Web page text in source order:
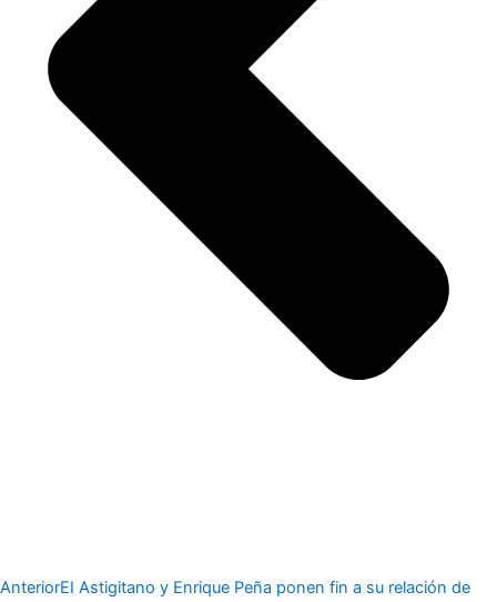
AnteriorEI Astigitano y Enrique Peña ponen fin a su relación de